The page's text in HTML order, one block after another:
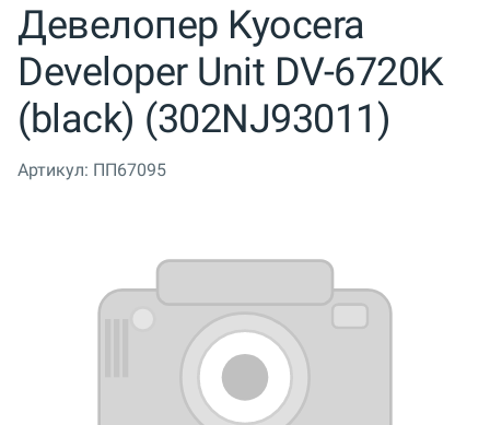
Девелопер Kyocera
Developer Unit DV-6720K
(black) (302NJ93011)
Артикул: ПП67095